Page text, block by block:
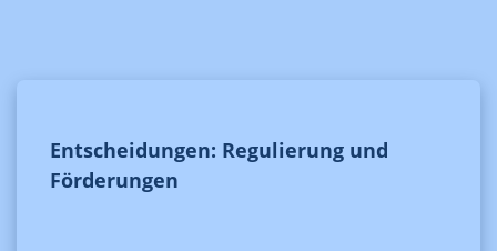
Entscheidungen: Regulierung und
Förderungen